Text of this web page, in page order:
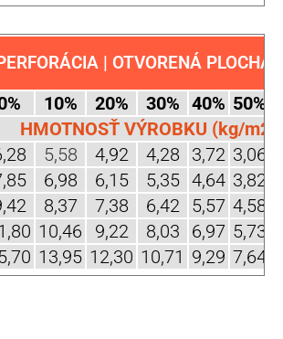
| OTVORENÁ PLOCHA
10% 20% 30% 40% 50%
HMOTNOSŤ VÝROBKU (kg/m2)
5,58 4,92 4,28 3,72 3,06
6,98 6,15 5,35 4,64 3,82
8,37 7,38 6,42 5,57 4,58
10,46 9,22 8,03 6,97 5,73
13,95 12,30 10,71 9,29 7,64